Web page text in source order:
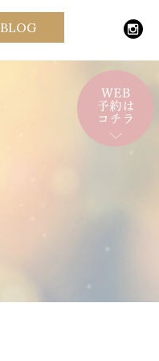
BLOG